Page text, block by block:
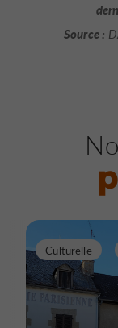
Source :
Culturelle